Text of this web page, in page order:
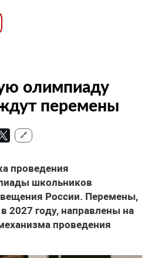
олимпиаду
перемены
🔗
проведения
школьников
России. Перемены,
2027 году, направлены на
проведения